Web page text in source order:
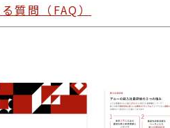
質問（FAQ）